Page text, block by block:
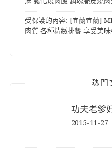
受保護的內容: [宜蘭宜蘭]
肉質 各種精緻排餐 享受美
熱門
功夫老爹
2015-11-27